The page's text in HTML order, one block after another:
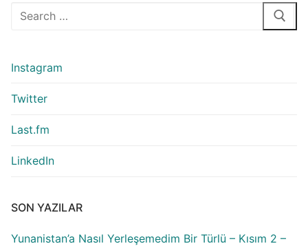
Arama:
Instagram
Twitter
Last.fm
LinkedIn
SON YAZILAR
Yunanistan’a Nasıl Yerleşemedim Bir Türlü – Kısım 2 –